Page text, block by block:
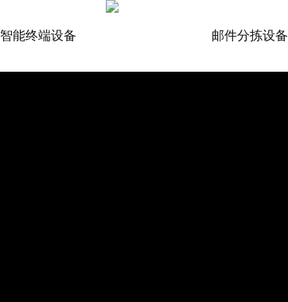
智能终端设备 邮件分拣设备